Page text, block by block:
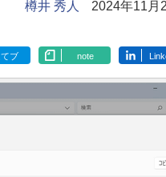
樽井 秀人 2024年11月
ブ note